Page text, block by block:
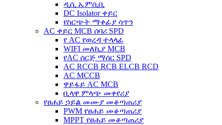
ዲሲ ኤምሲቢ
DC Isolator ቀይር
የስርጭት ማቀፊያ ሳጥን
AC ቀይር MCB ሰባሪ SPD
የ AC የወረዳ ተላላፊ
WIFI መለኪያ MCB
የAC ሰርጅ ማሰር SPD
AC RCCB RCB ELCB RCD
AC MCCB
ዋይፋይ AC MCB
ቢላዋ ምላጭ መቀየሪያ
የፀሐይ ኃይል መሙያ መቆጣጠሪያ
PWM የፀሐይ መቆጣጠሪያ
MPPT የፀሐይ መቆጣጠሪያ